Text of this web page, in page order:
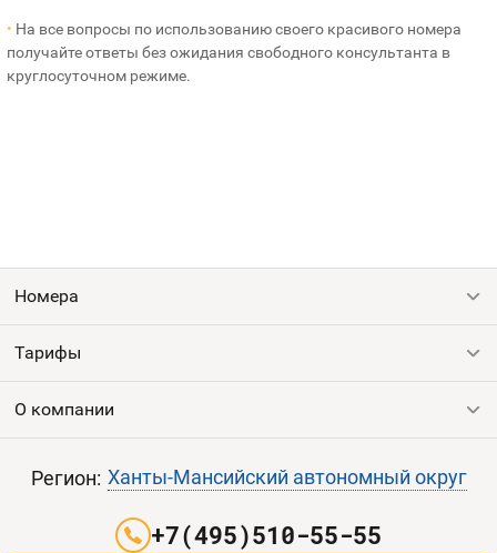
• На все вопросы по использованию своего красивого номера
получайте ответы без ожидания свободного консультанта в
круглосуточном режиме.
Номера
Все номера
Тарифы
Выгодные тарифы
О компании
Контакты
Оплата и доставка
Регион: Ханты-Мансийский автономный округ
+7(495)510-55-55